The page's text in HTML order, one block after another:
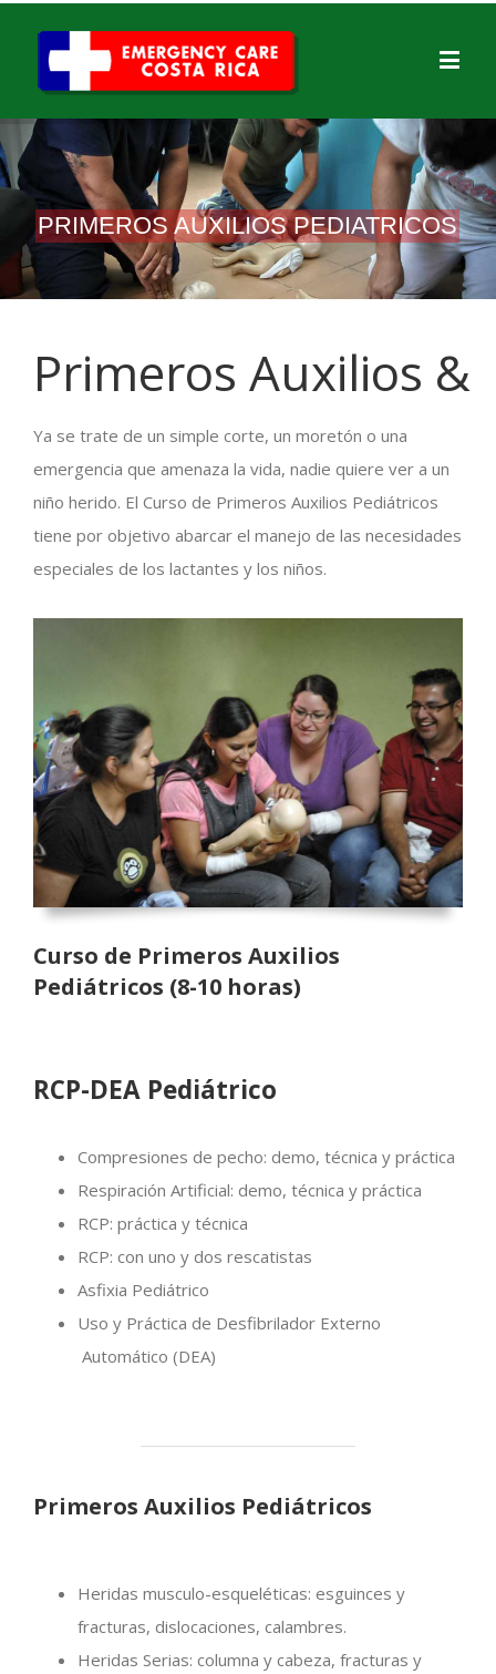
PRIMEROS AUXILIOS PEDIATRICOS
Primeros Auxilios &
Ya se trate de un simple corte, un moretón o una
emergencia que amenaza la vida, nadie quiere ver a un
niño herido. El Curso de Primeros Auxilios Pediátricos
tiene por objetivo abarcar el manejo de las necesidades
especiales de los lactantes y los niños.
Curso de Primeros Auxilios
Pediátricos (8-10 horas)
RCP-DEA Pediátrico
Compresiones de pecho: demo, técnica y práctica
Respiración Artificial: demo, técnica y práctica
RCP: práctica y técnica
RCP: con uno y dos rescatistas
Asfixia Pediátrico
Uso y Práctica de Desfibrilador Externo
Automático (DEA)
Primeros Auxilios Pediátricos
Heridas musculo-esqueléticas: esguinces y
fracturas, dislocaciones, calambres.
Heridas Serias: columna y cabeza, fracturas y